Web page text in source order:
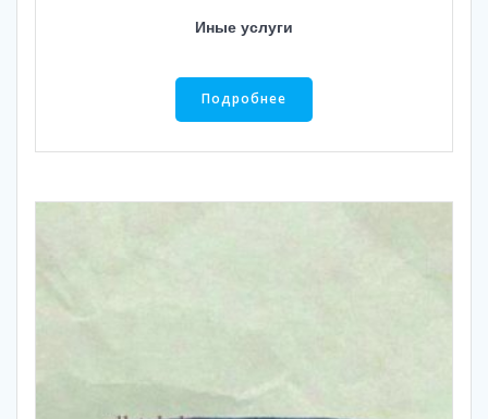
Иные услуги
Подробнее